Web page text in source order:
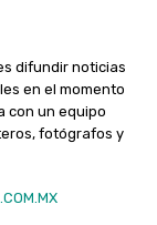
difundir noticias
en el momento
con un equipo
fotógrafos y